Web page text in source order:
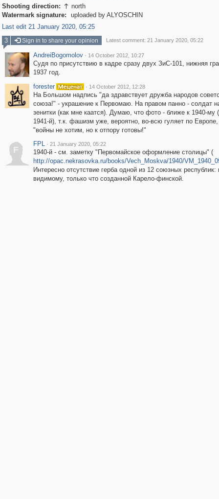
Shooting direction:  north
Watermark signature:
uploaded by ALYOSCHIN
Last edit 21 January 2020, 05:25
3
Sign in to share your opinion Latest comment: 21 January 2020, 05:22
AndreiBogomolov · 14 October 2012, 10:27
Судя по присутствию в кадре сразу двух ЗиС-101, нижняя
1937 год.
forester
· 14 October 2012, 12:28
На Большом надпись "да здравствует дружба народов
союза!" - украшение к Первомаю. На правом панно - солдат
зенитки (как мне каатся). Думаю, что фото - ближе к 1940-му
1941-й), т.к. фашизм уже, вероятно, во-всю гуляет по
"войны не хотим, но к отпору готовы!"
F
FPL · 21 January 2020, 05:22
1940-й - см. заметку "Первомайское оформление столицы" (
http://opac.nekrasovka.ru/books/Vech_Moskva/1940/
Интересно отсутствие герба одной из 12 союзных республик:
видимому, только что созданной Карело-финской.